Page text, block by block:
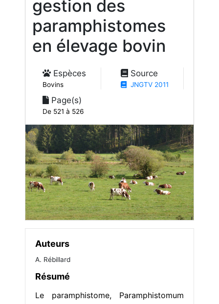
gestion des
paramphistomes
en élevage bovin
Espèces
Bovins
Source
JNGTV 2011
Page(s)
De 521 à 526
Auteurs
A. Rébillard
Résumé
Le paramphistome, Paramphistomum